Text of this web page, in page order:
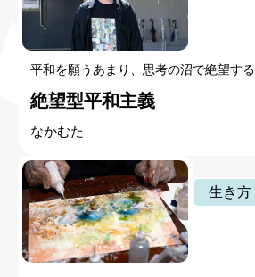
平和を願うあまり、思考の沼で絶望する
絶望型平和主義
なかむた
生き方